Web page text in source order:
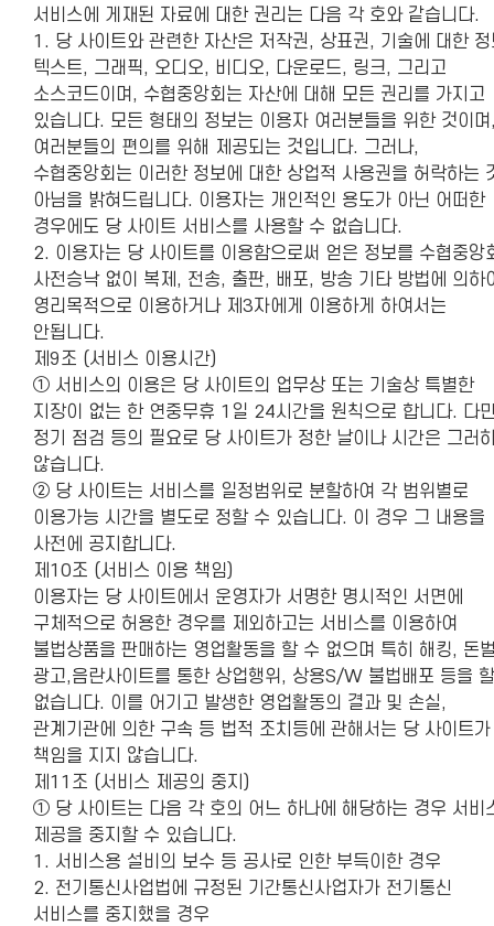
서비스에 게재된 자료에 대한 권리는 다음 각 호와 같습니다.
1. 당 사이트와 관련한 자산은 저작권, 상표권, 기술에 대한
텍스트, 그래픽, 오디오, 비디오, 다운로드, 링크, 그리고
소스코드이며, 수협중앙회는 자산에 대해 모든 권리를 가지고
있습니다. 모든 형태의 정보는 이용자 여러분들을 위한 것이
여러분들의 편의를 위해 제공되는 것입니다. 그러나,
수협중앙회는 이러한 정보에 대한 상업적 사용권을 허락하는
아님을 밝혀드립니다. 이용자는 개인적인 용도가 아닌 어떠한
경우에도 당 사이트 서비스를 사용할 수 없습니다.
2. 이용자는 당 사이트를 이용함으로써 얻은 정보를 수협중앙
사전승낙 없이 복제, 전송, 출판, 배포, 방송 기타 방법에 의하
영리목적으로 이용하거나 제3자에게 이용하게 하여서는
안됩니다.
제9조 (서비스 이용시간)
① 서비스의 이용은 당 사이트의 업무상 또는 기술상 특별한
지장이 없는 한 연중무휴 1일 24시간을 원칙으로 합니다. 다
정기 점검 등의 필요로 당 사이트가 정한 날이나 시간은 그러
않습니다.
② 당 사이트는 서비스를 일정범위로 분할하여 각 범위별로
이용가능 시간을 별도로 정할 수 있습니다. 이 경우 그 내용을
사전에 공지합니다.
제10조 (서비스 이용 책임)
이용자는 당 사이트에서 운영자가 서명한 명시적인 서면에
구체적으로 허용한 경우를 제외하고는 서비스를 이용하여
불법상품을 판매하는 영업활동을 할 수 없으며 특히 해킹, 돈
광고,음란사이트를 통한 상업행위, 상용S/W 불법배포 등을
없습니다. 이를 어기고 발생한 영업활동의 결과 및 손실,
관계기관에 의한 구속 등 법적 조치등에 관해서는 당 사이트가
책임을 지지 않습니다.
제11조 (서비스 제공의 중지)
① 당 사이트는 다음 각 호의 어느 하나에 해당하는 경우 서비
제공을 중지할 수 있습니다.
1. 서비스용 설비의 보수 등 공사로 인한 부득이한 경우
2. 전기통신사업법에 규정된 기간통신사업자가 전기통신
서비스를 중지했을 경우